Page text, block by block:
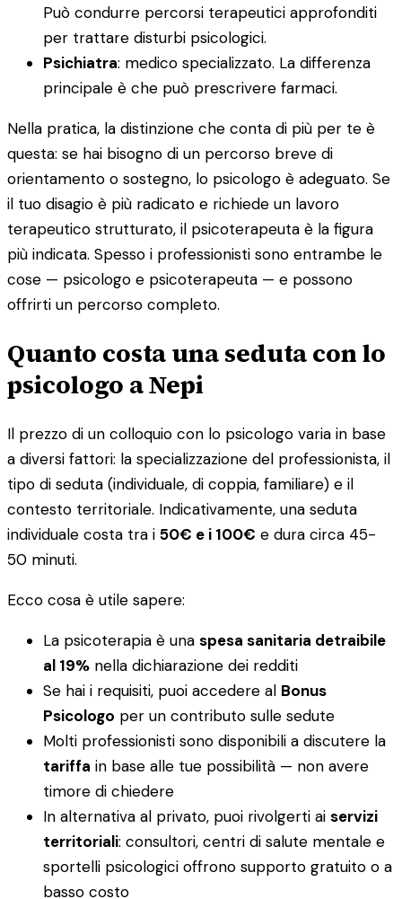
Può condurre percorsi terapeutici approfonditi
per trattare disturbi psicologici.
Psichiatra: medico specializzato. La differenza
principale è che può prescrivere farmaci.
Nella pratica, la distinzione che conta di più per te è
questa: se hai bisogno di un percorso breve di
orientamento o sostegno, lo psicologo è adeguato. Se
il tuo disagio è più radicato e richiede un lavoro
terapeutico strutturato, il psicoterapeuta è la figura
più indicata. Spesso i professionisti sono entrambe le
cose — psicologo e psicoterapeuta — e possono
offrirti un percorso completo.
Quanto costa una seduta con lo
psicologo a Nepi
Il prezzo di un colloquio con lo psicologo varia in base
a diversi fattori: la specializzazione del professionista, il
tipo di seduta (individuale, di coppia, familiare) e il
contesto territoriale. Indicativamente, una seduta
individuale costa tra i 50€ e i 100€ e dura circa 45-
50 minuti.
Ecco cosa è utile sapere:
La psicoterapia è una spesa sanitaria detraibile
al 19% nella dichiarazione dei redditi
Se hai i requisiti, puoi accedere al Bonus
Psicologo per un contributo sulle sedute
Molti professionisti sono disponibili a discutere la
tariffa in base alle tue possibilità — non avere
timore di chiedere
In alternativa al privato, puoi rivolgerti ai servizi
territoriali: consultori, centri di salute mentale e
sportelli psicologici offrono supporto gratuito o a
basso costo